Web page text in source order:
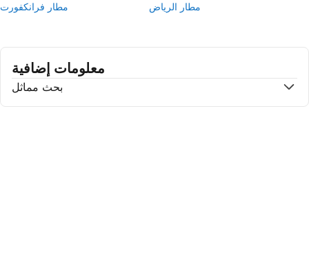
مطار فرانكفورت
مطار الرياض
معلومات إضافية
بحث مماثل